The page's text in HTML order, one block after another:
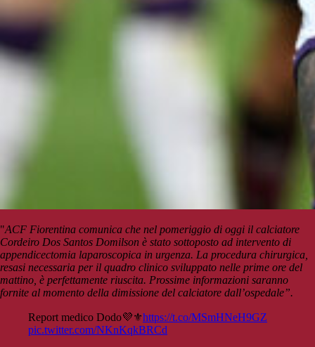
"ACF Fiorentina comunica che nel pomeriggio di oggi il calciatore
Cordeiro Dos Santos Domilson è stato sottoposto ad intervento di
appendicectomia laparoscopica in urgenza. La procedura chirurgica,
resasi necessaria per il quadro clinico sviluppato nelle prime ore del
mattino, è perfettamente riuscita. Prossime informazioni saranno
fornite al momento della dimissione del calciatore dall’ospedale”.
Report medico Dodo💜⚜️https://t.co/MSmHNeH9GZ
pic.twitter.com/NKnKqkBRCd